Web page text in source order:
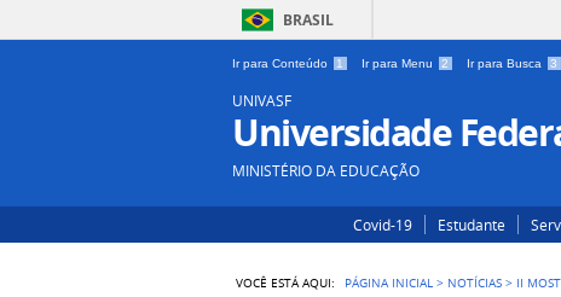
BRASIL
Ir para Conteúdo 1 Ir para Menu 2 Ir para Busca 3
UNIVASF
Universidade
MINISTÉRIO DA EDUCAÇÃO
Covid-19 Estudante
VOCÊ ESTÁ AQUI: PÁGINA INICIAL > NOTÍCIAS > II